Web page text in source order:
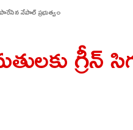
నేపాల్ ప్రభుత్వం
గ్రీన్